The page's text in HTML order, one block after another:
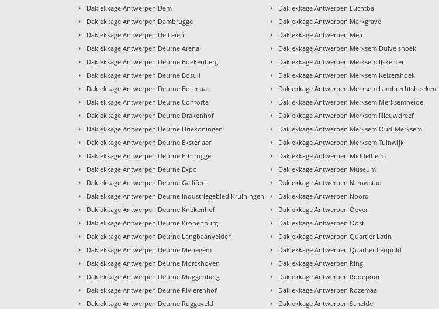
› Daklekkage Antwerpen Dam
› Daklekkage Antwerpen Dambrugge
› Daklekkage Antwerpen De Leien
› Daklekkage Antwerpen Deurne Arena
› Daklekkage Antwerpen Deurne Boekenberg
› Daklekkage Antwerpen Deurne Bosuil
› Daklekkage Antwerpen Deurne Boterlaar
› Daklekkage Antwerpen Deurne Conforta
› Daklekkage Antwerpen Deurne Drakenhof
› Daklekkage Antwerpen Deurne Driekoningen
› Daklekkage Antwerpen Deurne Eksterlaar
› Daklekkage Antwerpen Deurne Ertbrugge
› Daklekkage Antwerpen Deurne Expo
› Daklekkage Antwerpen Deurne Gallifort
› Daklekkage Antwerpen Deurne Industriegebied Kruiningen
› Daklekkage Antwerpen Deurne Kriekenhof
› Daklekkage Antwerpen Deurne Kronenburg
› Daklekkage Antwerpen Deurne Langbaanvelden
› Daklekkage Antwerpen Deurne Menegem
› Daklekkage Antwerpen Deurne Morckhoven
› Daklekkage Antwerpen Deurne Muggenberg
› Daklekkage Antwerpen Deurne Rivierenhof
› Daklekkage Antwerpen Deurne Ruggeveld
› Daklekkage Antwerpen Luchtbal
› Daklekkage Antwerpen Markgrave
› Daklekkage Antwerpen Meir
› Daklekkage Antwerpen Merksem Duivelshoek
› Daklekkage Antwerpen Merksem IJskelder
› Daklekkage Antwerpen Merksem Keizershoek
› Daklekkage Antwerpen Merksem Lambrechtshoeken
› Daklekkage Antwerpen Merksem Merksemheide
› Daklekkage Antwerpen Merksem Nieuwdreef
› Daklekkage Antwerpen Merksem Oud-Merksem
› Daklekkage Antwerpen Merksem Tuinwijk
› Daklekkage Antwerpen Middelheim
› Daklekkage Antwerpen Museum
› Daklekkage Antwerpen Nieuwstad
› Daklekkage Antwerpen Noord
› Daklekkage Antwerpen Oever
› Daklekkage Antwerpen Oost
› Daklekkage Antwerpen Quartier Latin
› Daklekkage Antwerpen Quartier Leopold
› Daklekkage Antwerpen Ring
› Daklekkage Antwerpen Rodepoort
› Daklekkage Antwerpen Rozemaai
› Daklekkage Antwerpen Schelde